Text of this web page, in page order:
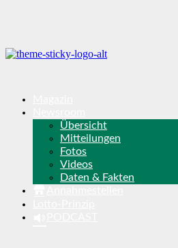
Übersicht
Mitteilungen
Fotos
Videos
Daten & Fakten